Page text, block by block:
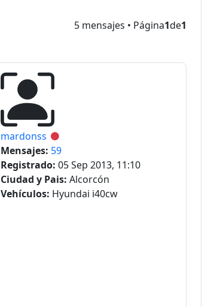
5 mensajes • Página1de1
mardonss Desconectado
Mensajes: 59
Registrado: 05 Sep 2013, 11:10
Ciudad y Pais: Alcorcón
Vehículos: Hyundai i40cw